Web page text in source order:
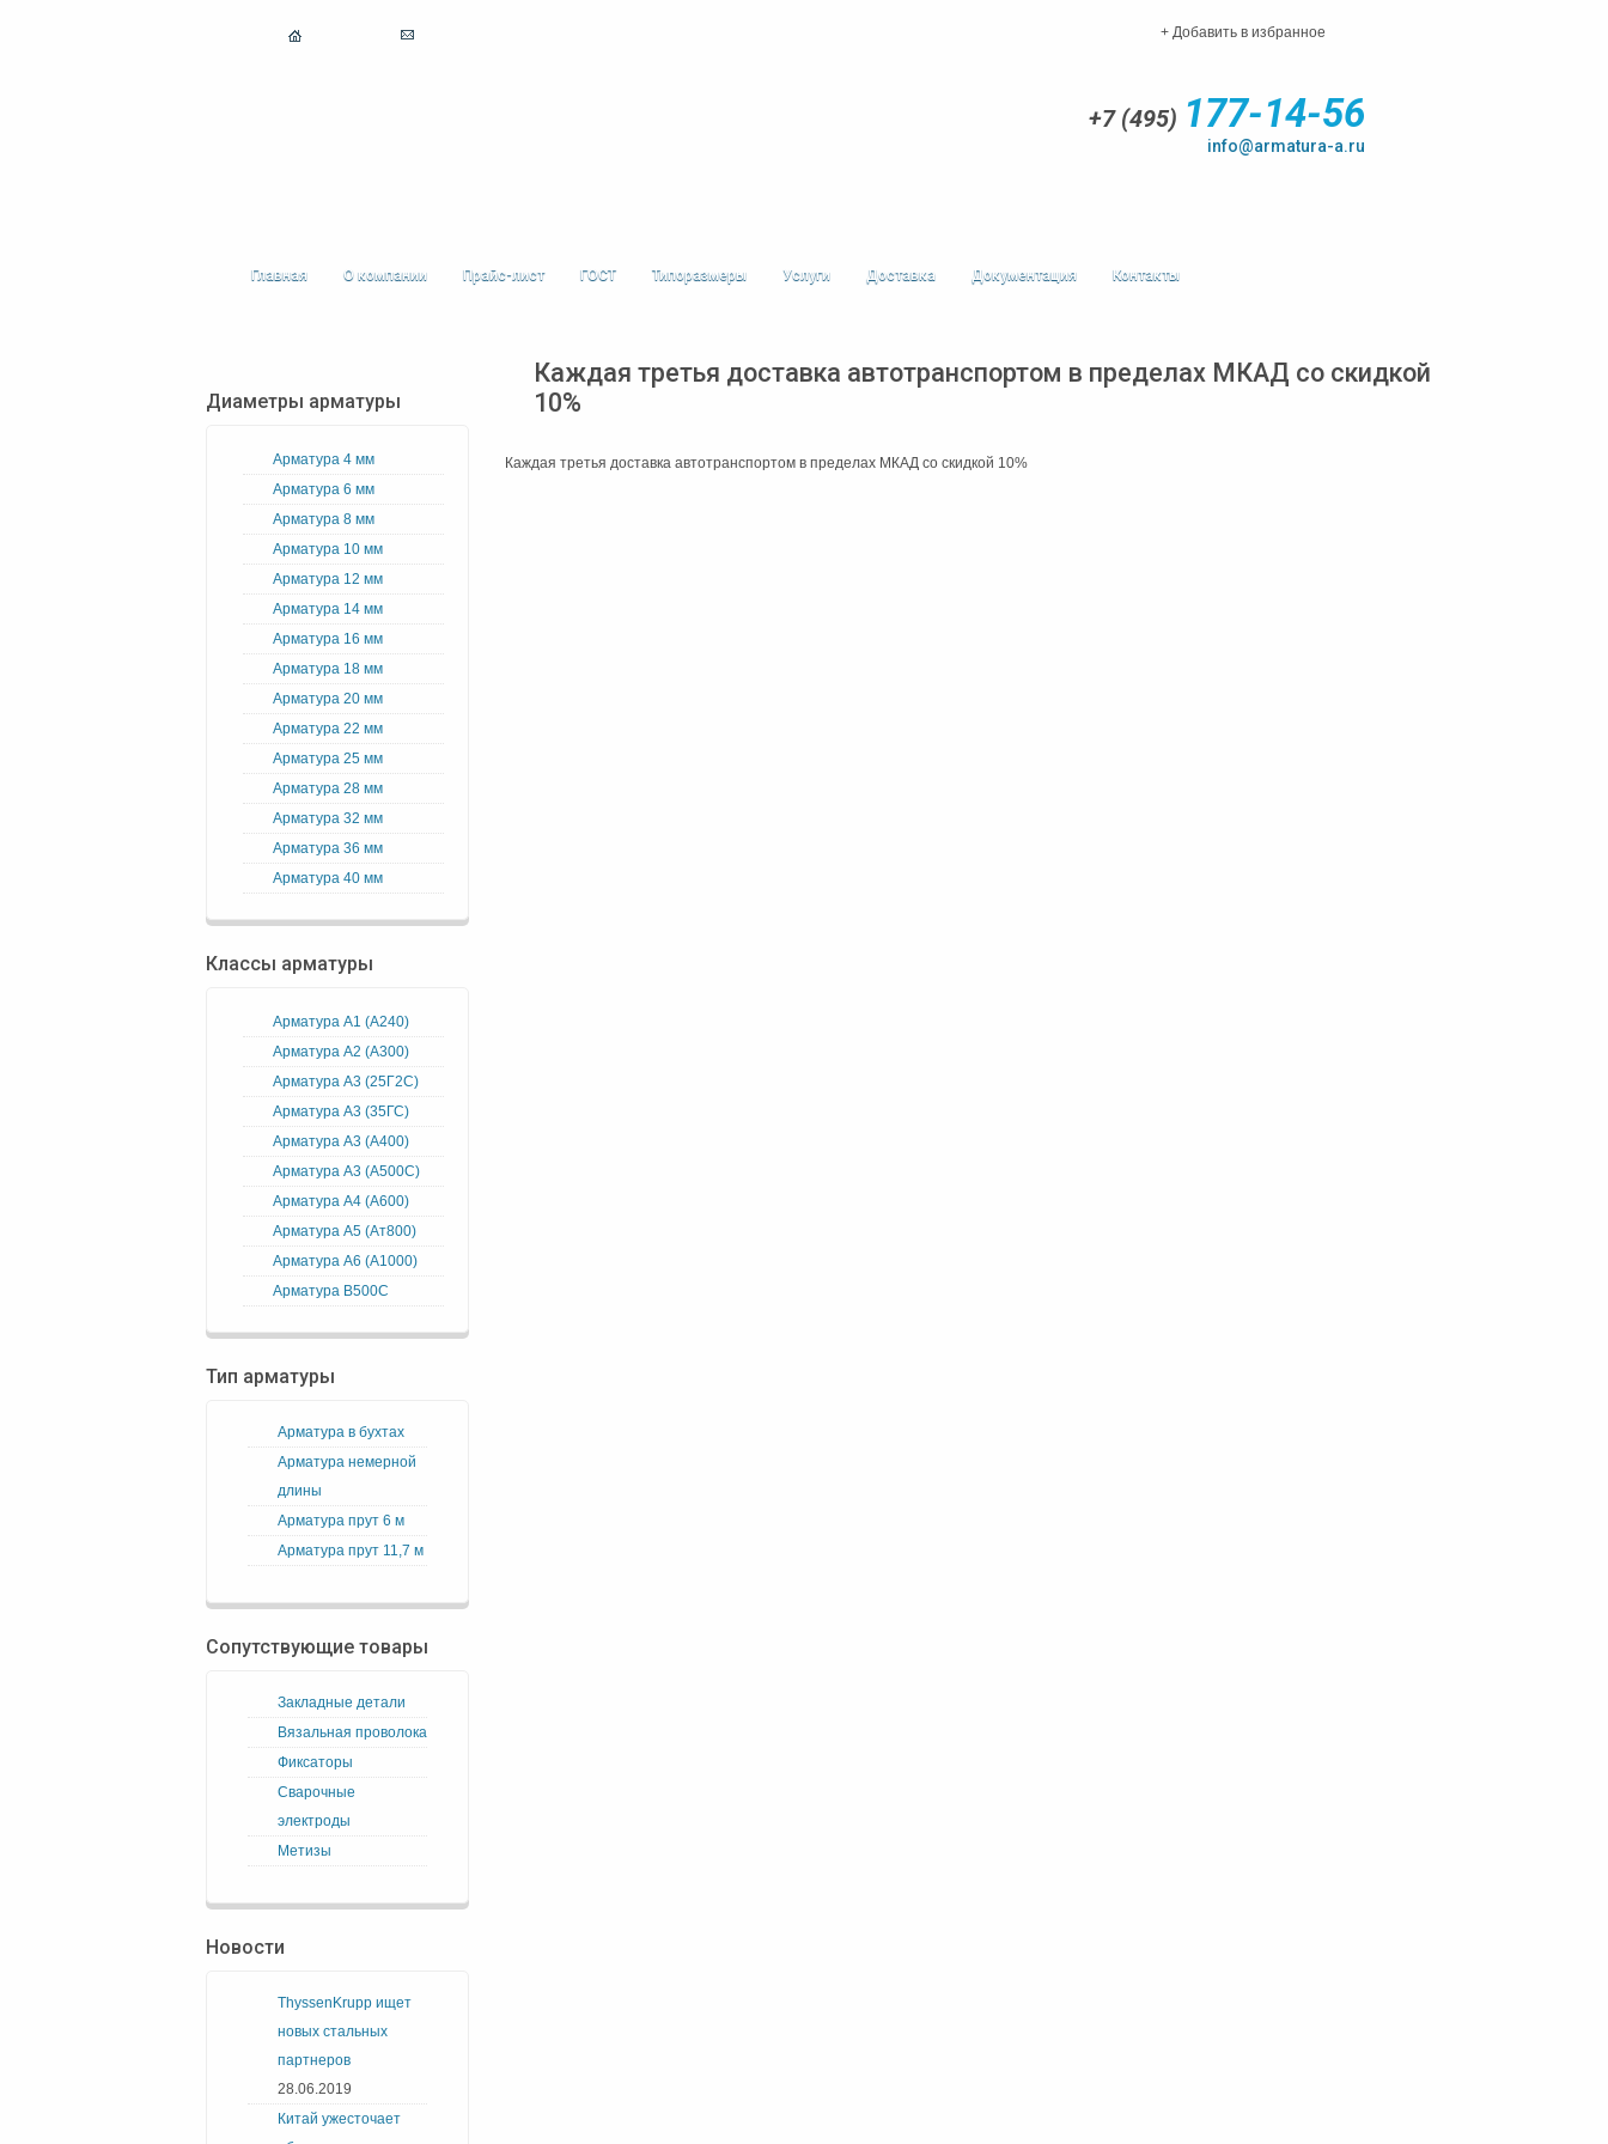
+ Добавить в избранное
+7 (495) 177-14-56
info@armatura-a.ru
Главная О компании Прайс-лист ГОСТ Типоразмеры Услуги Доставка Документация Контакты
Диаметры арматуры
Арматура 4 мм
Арматура 6 мм
Арматура 8 мм
Арматура 10 мм
Арматура 12 мм
Арматура 14 мм
Арматура 16 мм
Арматура 18 мм
Арматура 20 мм
Арматура 22 мм
Арматура 25 мм
Арматура 28 мм
Арматура 32 мм
Арматура 36 мм
Арматура 40 мм
Классы арматуры
Арматура А1 (А240)
Арматура А2 (А300)
Арматура А3 (25Г2С)
Арматура А3 (35ГС)
Арматура А3 (А400)
Арматура А3 (А500С)
Арматура А4 (А600)
Арматура А5 (Ат800)
Арматура А6 (А1000)
Арматура В500С
Тип арматуры
Арматура в бухтах
Арматура немерной
длины
Арматура прут 6 м
Арматура прут 11,7 м
Сопутствующие товары
Закладные детали
Вязальная проволока
Фиксаторы
Сварочные
электроды
Метизы
Новости
ThyssenKrupp ищет
новых стальных
партнеров
28.06.2019
Китай ужесточает
Каждая третья доставка автотранспортом в пределах МКАД со скидкой
10%
Каждая третья доставка автотранспортом в пределах МКАД со скидкой 10%